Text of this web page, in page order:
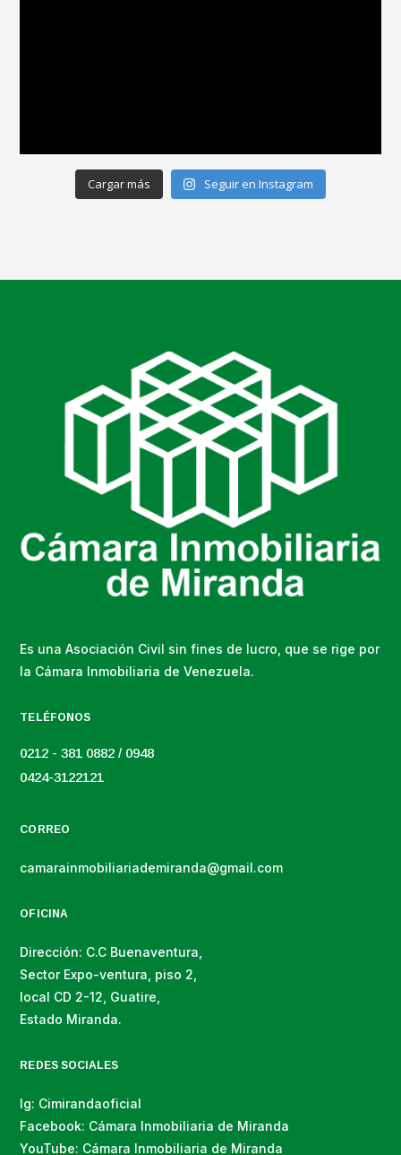
Cargar más Seguir en Instagram
Es una Asociación Civil sin fines de lucro, que se rige por
la Cámara Inmobiliaria de Venezuela.
TELÉFONOS
0212 - 381 0882 / 0948
0424-3122121
CORREO
camarainmobiliariademiranda@gmail.com
OFICINA
Dirección: C.C Buenaventura,
Sector Expo-ventura, piso 2,
local CD 2-12, Guatire,
Estado Miranda.
REDES SOCIALES
Ig: Cimirandaoficial
Facebook: Cámara Inmobiliaria de Miranda
YouTube: Cámara Inmobiliaria de Miranda